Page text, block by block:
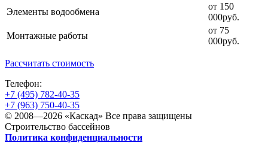
Элементы водообмена
от 150
000руб.
Монтажные работы
от 75
000руб.
Рассчитать стоимость
Телефон:
+7 (495) 782-40-35
+7 (963) 750-40-35
© 2008—2026 «Каскад» Все права защищены
Строительство бассейнов
Политика конфиденциальности